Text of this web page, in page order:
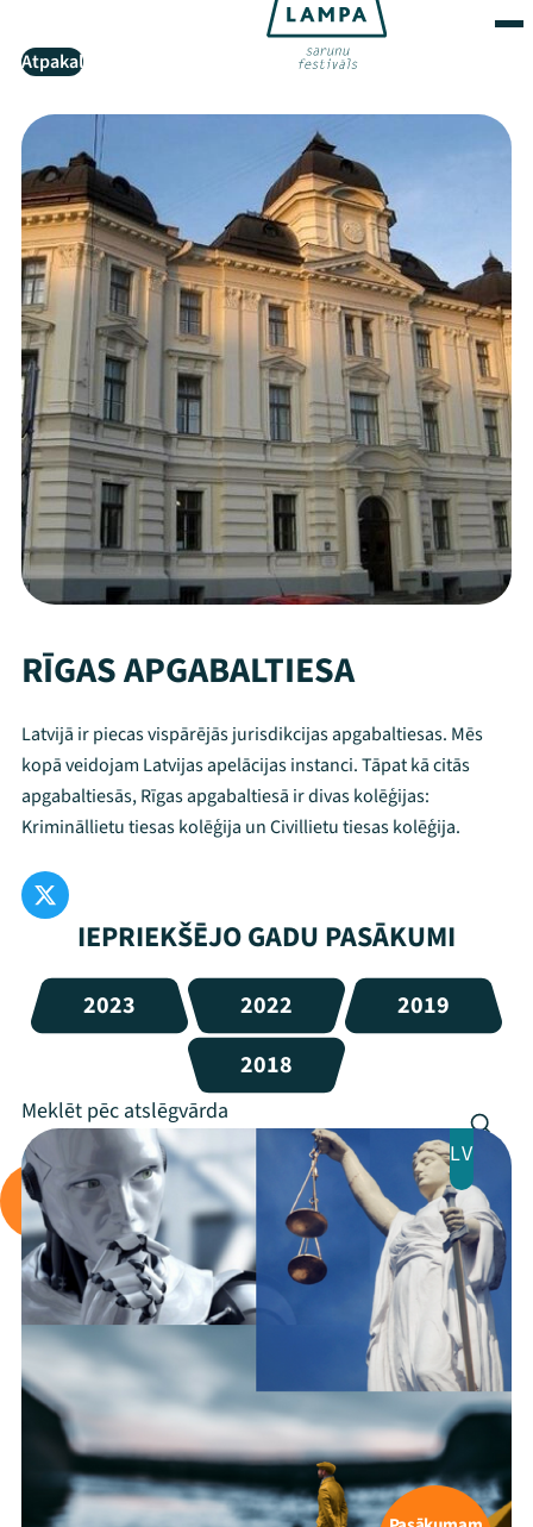
Atpakaļ
RĪGAS APGABALTIESA
Latvijā ir piecas vispārējās jurisdikcijas apgabaltiesas. Mēs
kopā veidojam Latvijas apelācijas instanci. Tāpat kā citās
apgabaltiesās, Rīgas apgabaltiesā ir divas kolēģijas:
Krimināllietu tiesas kolēģija un Civillietu tiesas kolēģija.
IEPRIEKŠĒJO GADU PASĀKUMI
2023 2022
2019
2018
LV